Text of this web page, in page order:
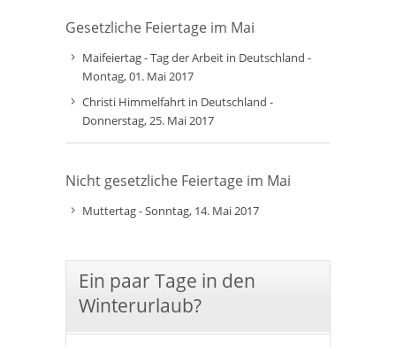
Gesetzliche Feiertage im Mai
Maifeiertag - Tag der Arbeit in Deutschland -
Montag, 01. Mai 2017
Christi Himmelfahrt in Deutschland -
Donnerstag, 25. Mai 2017
Nicht gesetzliche Feiertage im Mai
Muttertag - Sonntag, 14. Mai 2017
Ein paar Tage in den
Winterurlaub?